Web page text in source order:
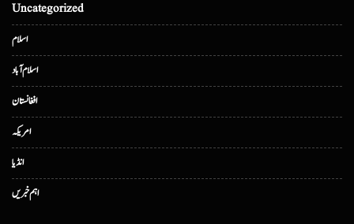
Uncategorized
اسلام
اسلام آباد
افغانستان
امریکہ
انڈیا
اہم خبریں